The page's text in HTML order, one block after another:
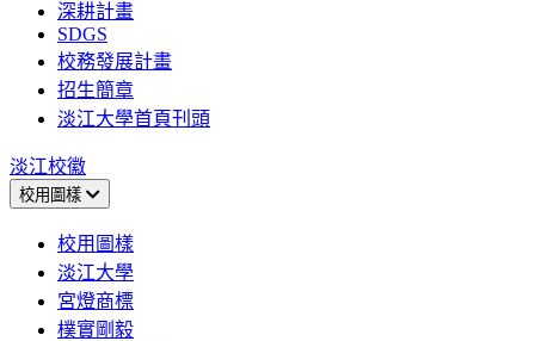
深耕計畫
SDGS
校務發展計畫
招生簡章
淡江大學首頁刊頭
淡江校徽
校用圖樣
校用圖樣
淡江大學
宮燈商標
樸實剛毅